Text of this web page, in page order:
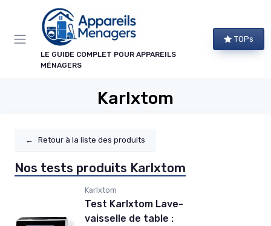
LE GUIDE COMPLET POUR APPAREILS
MÉNAGERS
TOPs
Karlxtom
← Retour à la liste des produits
Nos tests produits Karlxtom
Karlxtom
Test Karlxtom Lave-
vaisselle de table :
Panneau de gestion des cookies